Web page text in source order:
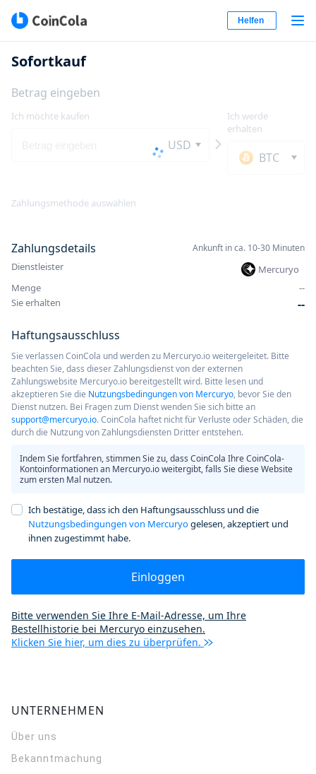
Helfen
Sofortkauf
Betrag eingeben
Ich möchte kaufen
USD
Ich werde
erhalten
BTC
Zahlungsmethode auswählen
Zahlungsdetails Ankunft in ca. 10-30 Minuten
Dienstleister
Mercuryo
Menge
--
Sie erhalten
--
Haftungsausschluss
Sie verlassen CoinCola und werden zu Mercuryo.io weitergeleitet. Bitte
beachten Sie, dass dieser Zahlungsdienst von der externen
Zahlungswebsite Mercuryo.io bereitgestellt wird. Bitte lesen und
akzeptieren Sie die Nutzungsbedingungen von Mercuryo, bevor Sie den
Dienst nutzen. Bei Fragen zum Dienst wenden Sie sich bitte an
support@mercuryo.io. CoinCola haftet nicht für Verluste oder Schäden, die
durch die Nutzung von Zahlungsdiensten Dritter entstehen.
Indem Sie fortfahren, stimmen Sie zu, dass CoinCola Ihre CoinCola-
Kontoinformationen an Mercuryo.io weitergibt, falls Sie diese Website
zum ersten Mal nutzen.
Ich bestätige, dass ich den Haftungsausschluss und die
Nutzungsbedingungen von Mercuryogelesen, akzeptiert und
ihnen zugestimmt habe.
Einloggen
Bitte verwenden Sie Ihre E-Mail-Adresse, um Ihre
Bestellhistorie bei Mercuryo einzusehen.
Klicken Sie hier, um dies zu überprüfen.
UNTERNEHMEN
Über uns
Bekanntmachung